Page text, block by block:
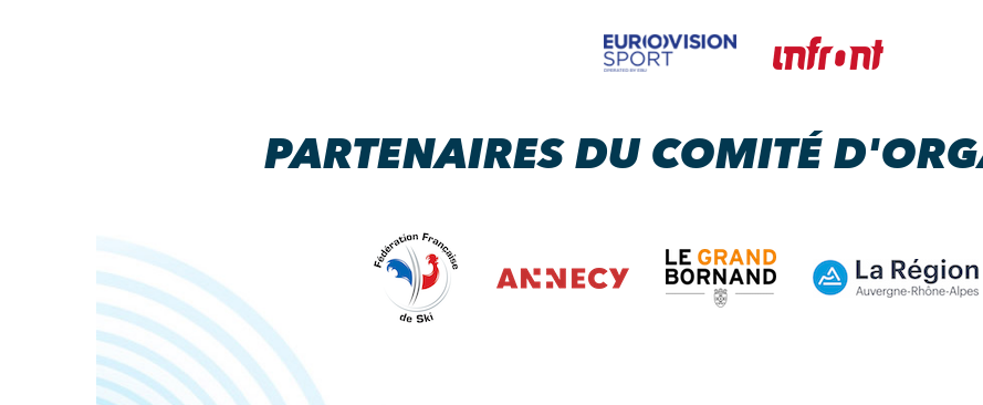
PARTENAIRES DU COMITÉ